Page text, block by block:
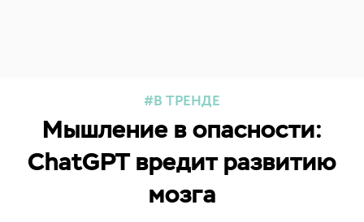
В ТРЕНДЕ
Мышление в опасности:
ChatGPT вредит развитию
мозга